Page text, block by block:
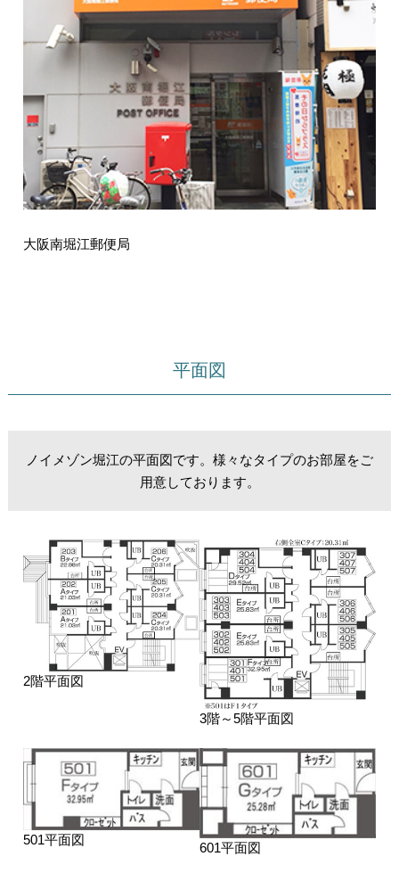
大阪南堀江郵便局
平面図
ノイメゾン堀江の平面図です。様々なタイプのお部屋をご
用意しております。
2階平面図
3階～5階平面図
501平面図
601平面図